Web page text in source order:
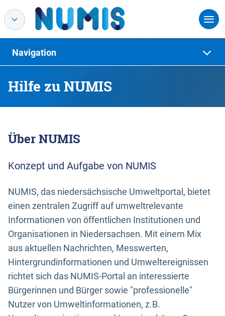
Hilfe zu NUMIS
Navigation
Über NUMIS
Konzept und Aufgabe von NUMIS
NUMIS, das niedersächsische Umweltportal, bietet
einen zentralen Zugriff auf umweltrelevante
Informationen von öffentlichen Institutionen und
Organisationen in Niedersachsen. Mit einem Mix
aus aktuellen Nachrichten, Messwerten,
Hintergrundinformationen und Umweltereignissen
richtet sich das NUMIS-Portal an interessierte
Bürgerinnen und Bürger sowie "professionelle"
Nutzer von Umweltinformationen, z.B.